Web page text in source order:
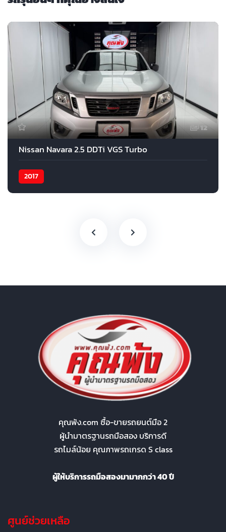
12
Nissan Navara 2.5 DDTi VGS Turbo
2017
คุณพ้ง.com ซื้อ-ขายรถยนต์มือ 2
ผู้นำมาตรฐานรถมือสอง บริการดี
รถไมล์น้อย คุณภาพรถเกรด S class
ผู้ให้บริการรถมือสองมามากกว่า 40 ปี
ศูนย์ช่วยเหลือ